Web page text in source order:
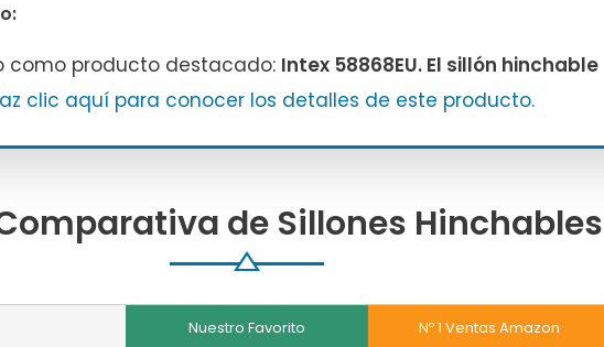
como producto destacado: Intex 58868EU. El sillón hinchable
clic aquí para conocer los detalles de este producto.
de Sillones Hinchables
Nuestro Favorito
Nº 1 Ventas Amazon